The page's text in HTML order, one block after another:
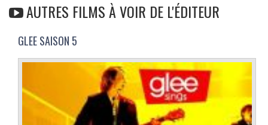
AUTRES FILMS À VOIR DE L'ÉDITEUR
GLEE SAISON 5